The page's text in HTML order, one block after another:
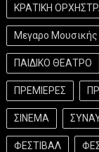
ΚΡΑΤΙΚΗ
Μεγαρο
ΠΑΙΔΙΚΟ ΘΕΑΤΡΟ
ΠΡΕΜΙΕΡΕΣ
ΣΙΝΕΜΑ
ΦΕΣΤΙΒΑΛ